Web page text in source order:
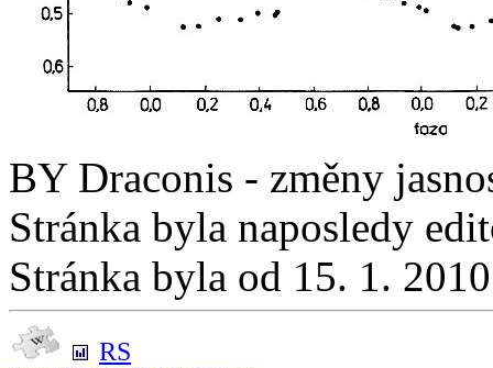
BY Draconis - změny
Stránka byla naposledy
Stránka byla od 15. 1.
RS